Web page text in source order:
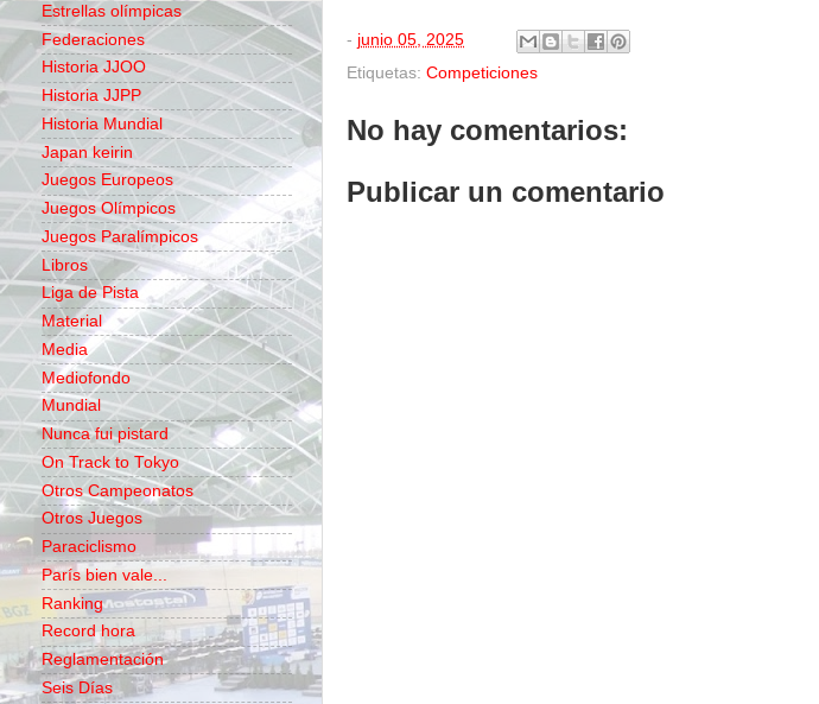
- junio 05, 2025
Etiquetas: Competiciones
No hay comentarios:
Publicar un comentario
Estrellas olímpicas
Federaciones
Historia JJOO
Historia JJPP
Historia Mundial
Japan keirin
Juegos Europeos
Juegos Olímpicos
Juegos Paralímpicos
Libros
Liga de Pista
Material
Media
Mediofondo
Mundial
Nunca fui pistard
On Track to Tokyo
Otros Campeonatos
Otros Juegos
Paraciclismo
París bien vale...
Ranking
Record hora
Reglamentación
Seis Días